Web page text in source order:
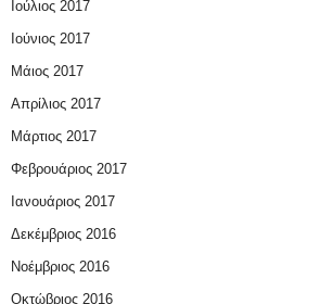
Ιούλιος 2017
Ιούνιος 2017
Μάιος 2017
Απρίλιος 2017
Μάρτιος 2017
Φεβρουάριος 2017
Ιανουάριος 2017
Δεκέμβριος 2016
Νοέμβριος 2016
Οκτώβριος 2016